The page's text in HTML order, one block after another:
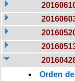
Orden